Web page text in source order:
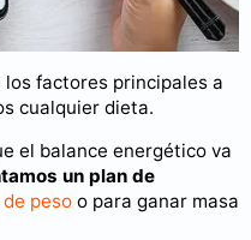
los factores principales a
cualquier dieta.
el balance energético va
un plan de
peso o para ganar masa